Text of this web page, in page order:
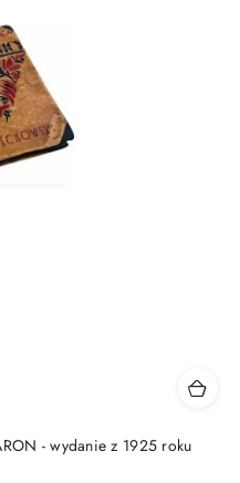
- wydanie z 1925 roku